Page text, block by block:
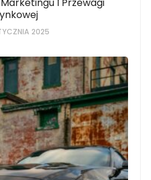
I Przewagi
2025